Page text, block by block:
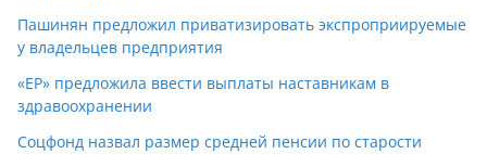
Пашинян предложил приватизировать экспроприируемые
у владельцев предприятия
«ЕР» предложила ввести выплаты наставникам в
здравоохранении
Соцфонд назвал размер средней пенсии по старости